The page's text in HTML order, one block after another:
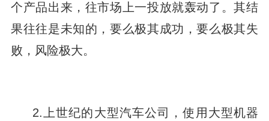
个产品出来，往市场上一投放就轰动了。其结
果往往是未知的，要么极其成功，要么极其失
败，风险极大。
2.上世纪的大型汽车公司，使用大型机器